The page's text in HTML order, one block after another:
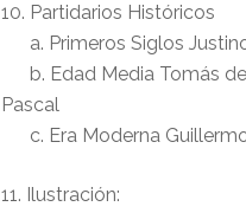
10. Partidarios Históricos
a. Primeros Siglos
b. Edad Media Tomás de
Pascal
c. Era Moderna Guillermo
11. Ilustración: